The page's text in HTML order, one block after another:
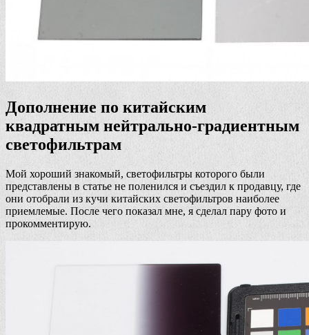
Дополнение по китайским
квадратным нейтрально-градиентным
светофильтрам
Мой хороший знакомый, светофильтры которого были
представлены в статье не поленился и съездил к продавцу, где
они отобрали из кучи китайских светофильтров наиболее
приемлемые. После чего показал мне, я сделал пару фото и
прокомментирую.